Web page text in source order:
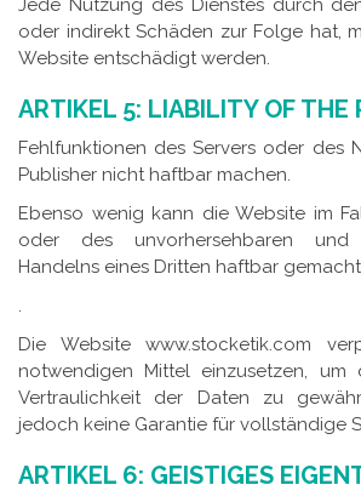
Jede Nutzung des Dienstes durch
oder indirekt Schäden zur Folge hat,
Website entschädigt werden.
ARTIKEL 5: LIABILITY OF THE
Fehlfunktionen des Servers oder des
Publisher nicht haftbar machen.
Ebenso wenig kann die Website im
oder des unvorhersehbaren und
Handelns eines Dritten haftbar
.
Die Website www.stocketik.com
notwendigen Mittel einzusetzen, um
Vertraulichkeit der Daten zu
jedoch keine Garantie für vollständige
ARTIKEL 6: GEISTIGES